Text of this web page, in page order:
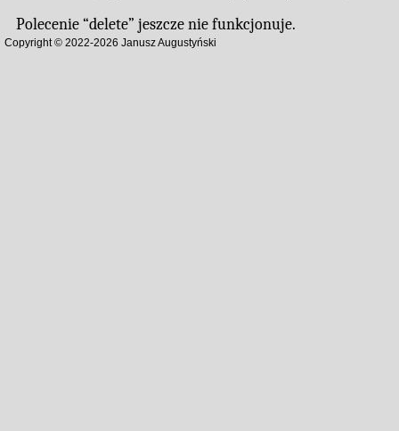
Polecenie “delete” jeszcze nie funkcjonuje.
Copyright © 2022-2026 Janusz Augustyński